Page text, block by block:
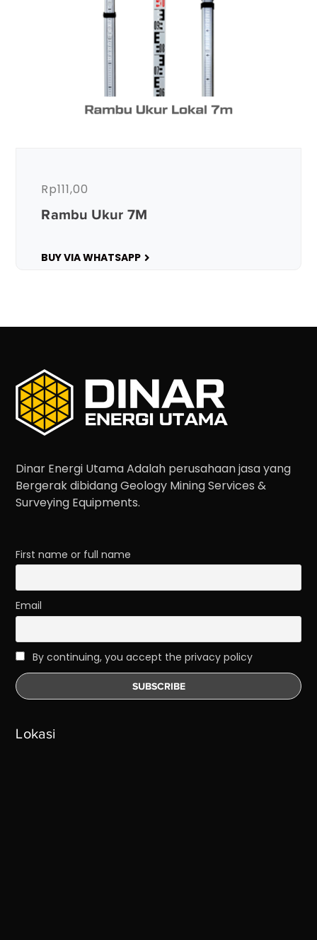
Rambu Ukur 7M
Rp111,00
BUY VIA WHATSAPP
Dinar Energi Utama Adalah perusahaan jasa yang
Bergerak dibidang Geology Mining Services &
Surveying Equipments.
First name or full name
Email
By continuing, you accept the privacy policy
Lokasi